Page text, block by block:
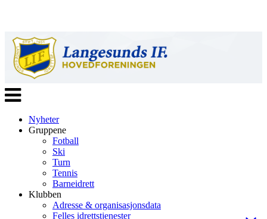
Veksle
navigasjon
Nyheter
Gruppene
Fotball
Ski
Turn
Tennis
Barneidrett
Klubben
Adresse & organisasjonsdata
Felles idrettstjenester